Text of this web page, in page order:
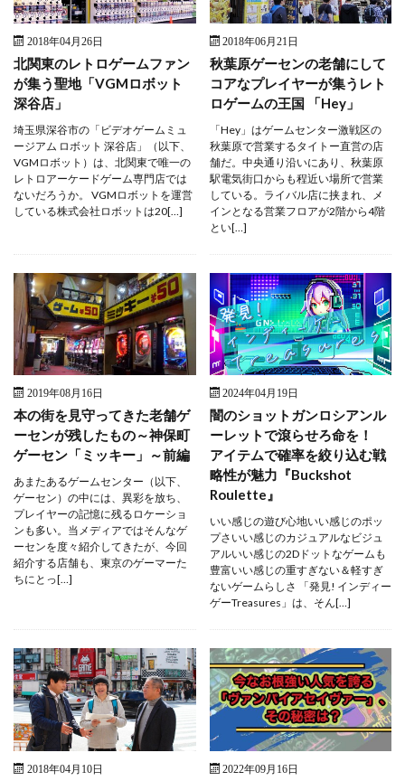
2018年04月26日
北関東のレトロゲームファン
が集う聖地「VGMロボット
深谷店」
埼玉県深谷市の「ビデオゲームミュ
ージアム ロボット 深谷店」（以下、
VGMロボット）は、北関東で唯一の
レトロアーケードゲーム専門店では
ないだろうか。 VGMロボットを運営
している株式会社ロボットは20[…]
2018年06月21日
秋葉原ゲーセンの老舗にして
コアなプレイヤーが集うレト
ロゲームの王国 「Hey」
「Hey」はゲームセンター激戦区の
秋葉原で営業するタイトー直営の店
舗だ。中央通り沿いにあり、秋葉原
駅電気街口からも程近い場所で営業
している。ライバル店に挟まれ、メ
インとなる営業フロアが2階から4階
とい[…]
2019年08月16日
本の街を見守ってきた老舗ゲ
ーセンが残したもの～神保町
ゲーセン「ミッキー」～前編
あまたあるゲームセンター（以下、
ゲーセン）の中には、異彩を放ち、
プレイヤーの記憶に残るロケーショ
ンも多い。当メディアではそんなゲ
ーセンを度々紹介してきたが、今回
紹介する店舗も、東京のゲーマーた
ちにとっ[…]
2024年04月19日
闇のショットガンロシアンル
ーレットで滾らせろ命を！
アイテムで確率を絞り込む戦
略性が魅力『Buckshot
Roulette』
いい感じの遊び心地いい感じのポッ
プさいい感じのカジュアルなビジュ
アルいい感じの2Dドットなゲームも
豊富いい感じの重すぎない＆軽すぎ
ないゲームらしさ 「発見! インディー
ゲーTreasures」は、そん[…]
2018年04月10日 2022年09月16日